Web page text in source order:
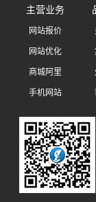
主营业务
网站报价
网站优化
商城阿里
手机网站